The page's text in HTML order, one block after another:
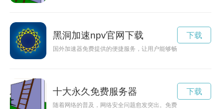
黑洞加速npv官网下载
国外加速器免费提供的便捷服务，让用户能够畅游互联网，无
下载
十大永久免费服务器
随着网络的普及，网络安全问题愈发突出。免费VPN成为了保
下载